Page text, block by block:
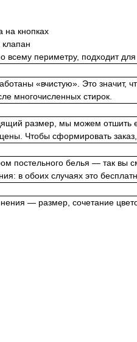
на кнопках
всему периметру, подходит
«вчистую». Это значит,
многочисленных стирок.
размер, мы можем отшить
Чтобы сформировать
постельного белья — так вы
в обоих случаях это
— размер, сочетание